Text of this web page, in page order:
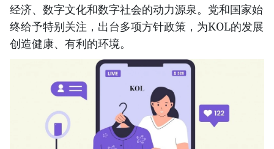
经济、数字文化和数字社会的动力源泉。党和国家始
终给予特别关注，出台多项方针政策，为KOL的发展
创造健康、有利的环境。